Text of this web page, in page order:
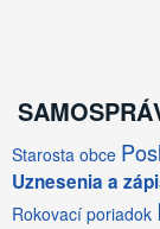
Starosta obce
Uznesenia a
Rokovací poriadok